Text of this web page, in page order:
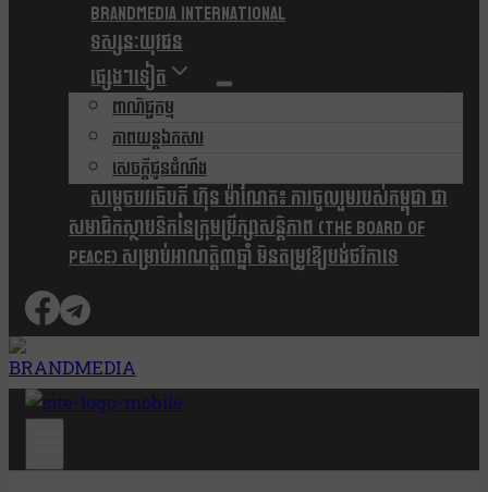
Brandmedia international
ទស្សនៈយុវជន
ផ្សេងៗទៀត
ពាណិជ្ជកម្ម
ភាពយន្តឯកសារ
សេចក្តីជូនដំណឹង
សម្តេចបវរធិបតី ហ៊ុន ម៉ាណែត៖ ការចូលរួមរបស់កម្ពុជា ជា
សមាជិកស្ថាបនិកនៃក្រុមប្រឹក្សាសន្តិភាព (The Board Of
Peace) សម្រាប់អាណត្តិ៣ឆ្នាំ មិនតម្រូវឱ្យបង់ថវិកាទេ